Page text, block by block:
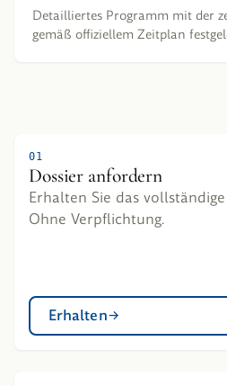
Detailliertes Programm mit der
gemäß offiziellem Zeitplan
01
Dossier anfordern
Erhalten Sie das
Ohne Verpflichtung.
Erhalten